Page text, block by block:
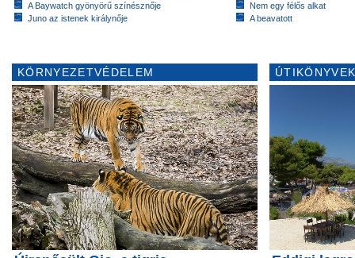
A Baywatch gyönyörű színésznője
Juno az istenek királynője
Nem egy félős alkat
A beavatott
KÖRNYEZETVÉDELEM